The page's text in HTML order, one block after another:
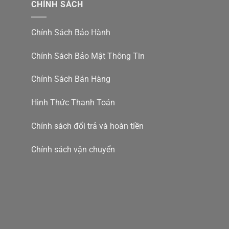
CHÍNH SÁCH
Chính Sách Bảo Hành
Chính Sách Bảo Mật Thông Tin
Chính Sách Bán Hàng
Hình Thức Thanh Toán
Chính sách đổi trả và hoàn tiền
Chính sách vận chuyển